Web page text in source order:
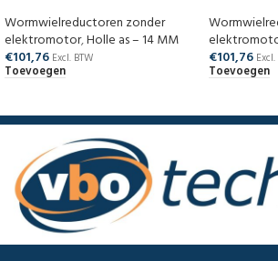
Wormwielreductoren zonder
elektromotor,Holle as – 14 MM
€101,76 Excl. BTW
Toevoegen
€101,76
Toevoegen